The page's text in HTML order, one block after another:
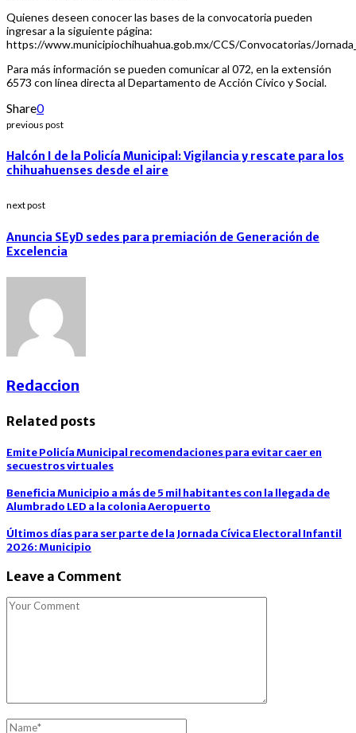
Quienes deseen conocer las bases de la convocatoria pueden
ingresar a la siguiente página:
https://www.municipiochihuahua.gob.mx/CCS/Convocatorias/
Para más información se pueden comunicar al 072, en la extensión
6573 con línea directa al Departamento de Acción Cívico y Social.
Share0
previous post
Halcón I de la Policía Municipal: Vigilancia y rescate para los
chihuahuenses desde el aire
next post
Anuncia SEyD sedes para premiación de Generación de
Excelencia
Redaccion
Related posts
Emite Policía Municipal recomendaciones para evitar caer en
secuestros virtuales
Beneficia Municipio a más de 5 mil habitantes con la llegada de
Alumbrado LED a la colonia Aeropuerto
Últimos días para ser parte de la Jornada Cívica Electoral Infantil
2026: Municipio
Leave a Comment